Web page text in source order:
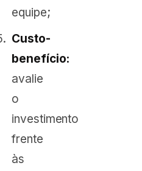
equipe;
Custo-
benefício:
avalie
o
investimento
frente
às